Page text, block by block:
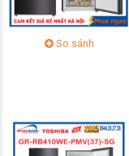
So sánh